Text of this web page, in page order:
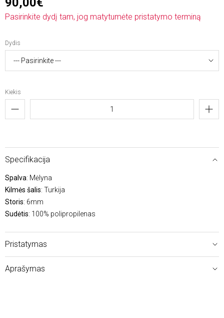
Pasirinkite dydį tam, jog matytumėte pristatymo terminą
Dydis
Kiekis
Specifikacija
Spalva: Mėlyna
Kilmės šalis: Turkija
Storis: 6mm
Sudėtis: 100% polipropilenas
Pristatymas
Aprašymas